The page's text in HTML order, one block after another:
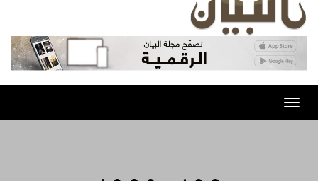
Toggle
navigation